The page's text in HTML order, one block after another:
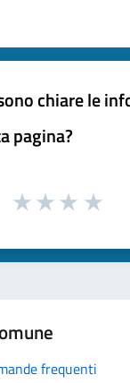
chiare le
pagina?
frequenti